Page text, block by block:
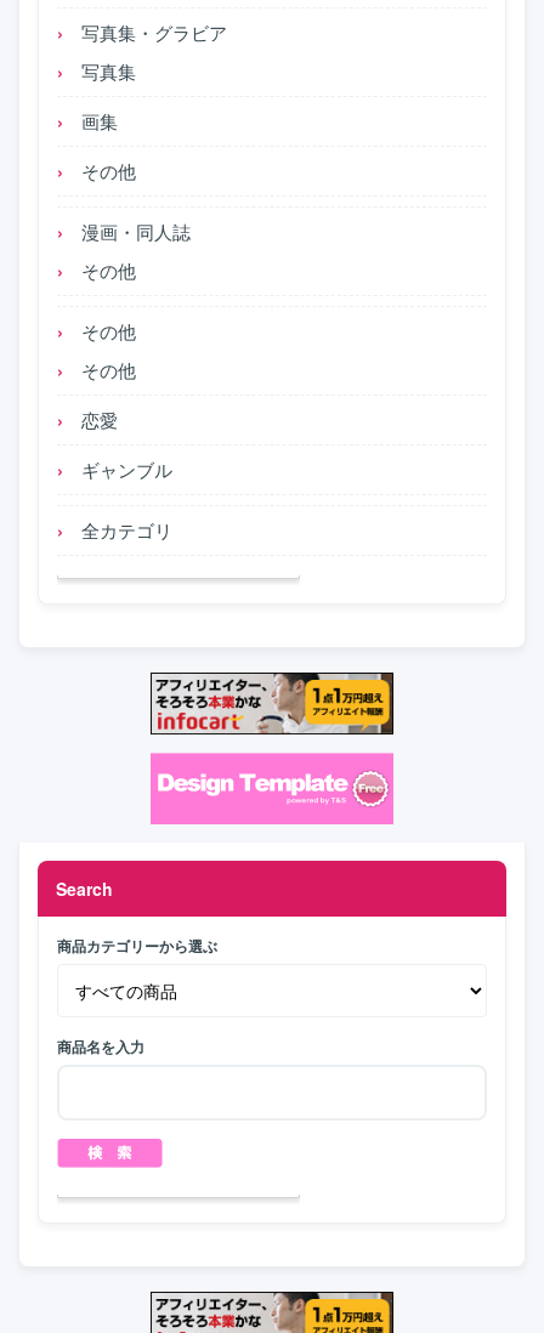
写真集・グラビア
写真集
画集
その他
漫画・同人誌
その他
その他
その他
恋愛
ギャンブル
全カテゴリ
Search
商品カテゴリーから選ぶ
商品名を入力